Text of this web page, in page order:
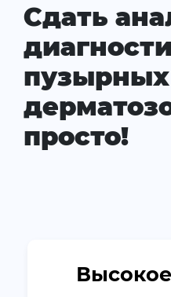
Сдать
пузырных
просто!